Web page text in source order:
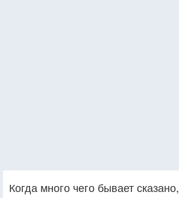
Когда много чего бывает сказано,